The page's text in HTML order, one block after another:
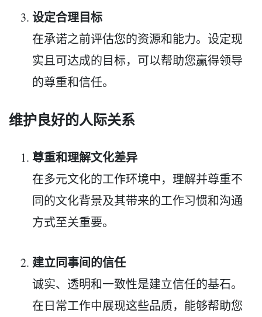
设定合理目标
在承诺之前评估您的资源和能力。设定现
实且可达成的目标，可以帮助您赢得领导
的尊重和信任。
维护良好的人际关系
尊重和理解文化差异
在多元文化的工作环境中，理解并尊重不
同的文化背景及其带来的工作习惯和沟通
方式至关重要。
建立同事间的信任
诚实、透明和一致性是建立信任的基石。
在日常工作中展现这些品质，能够帮助您